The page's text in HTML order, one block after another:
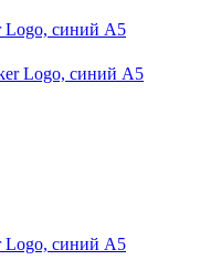
Logo, синий А5
Logo, синий А5